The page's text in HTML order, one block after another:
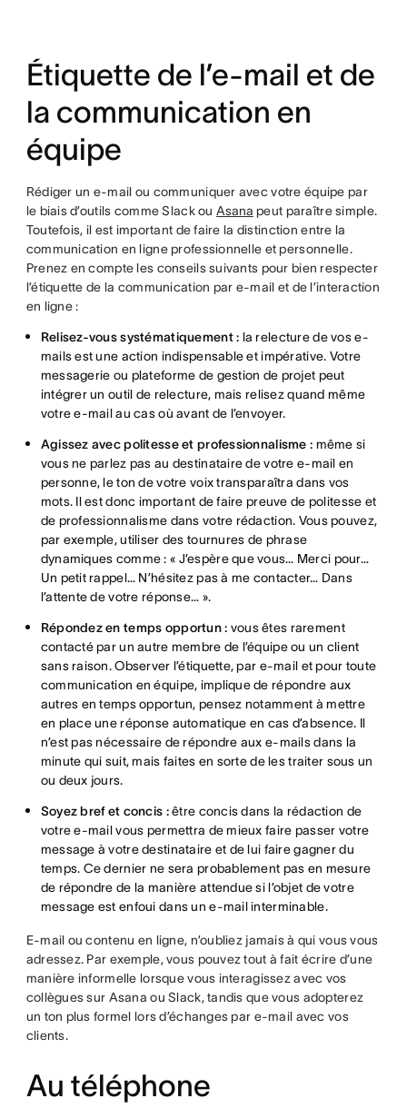
Étiquette de l’e-mail et de
la communication en
équipe
Rédiger un e-mail ou communiquer avec votre équipe par
le biais d’outils comme Slack ou Asana peut paraître simple.
Toutefois, il est important de faire la distinction entre la
communication en ligne professionnelle et personnelle.
Prenez en compte les conseils suivants pour bien respecter
l’étiquette de la communication par e-mail et de l’interaction
en ligne :
Relisez-vous systématiquement : la relecture de vos e-
mails est une action indispensable et impérative. Votre
messagerie ou plateforme de gestion de projet peut
intégrer un outil de relecture, mais relisez quand même
votre e-mail au cas où avant de l’envoyer.
Agissez avec politesse et professionnalisme : même si
vous ne parlez pas au destinataire de votre e-mail en
personne, le ton de votre voix transparaîtra dans vos
mots. Il est donc important de faire preuve de politesse et
de professionnalisme dans votre rédaction. Vous pouvez,
par exemple, utiliser des tournures de phrase
dynamiques comme : « J’espère que vous… Merci pour…
Un petit rappel… N’hésitez pas à me contacter… Dans
l’attente de votre réponse… ».
Répondez en temps opportun : vous êtes rarement
contacté par un autre membre de l’équipe ou un client
sans raison. Observer l’étiquette, par e-mail et pour toute
communication en équipe, implique de répondre aux
autres en temps opportun, pensez notamment à mettre
en place une réponse automatique en cas d’absence. Il
n’est pas nécessaire de répondre aux e-mails dans la
minute qui suit, mais faites en sorte de les traiter sous un
ou deux jours.
Soyez bref et concis :être concis dans la rédaction de
votre e-mail vous permettra de mieux faire passer votre
message à votre destinataire et de lui faire gagner du
temps. Ce dernier ne sera probablement pas en mesure
de répondre de la manière attendue si l’objet de votre
message est enfoui dans un e-mail interminable.
E-mail ou contenu en ligne, n’oubliez jamais à qui vous vous
adressez. Par exemple, vous pouvez tout à fait écrire d’une
manière informelle lorsque vous interagissez avec vos
collègues sur Asana ou Slack, tandis que vous adopterez
un ton plus formel lors d’échanges par e-mail avec vos
clients.
Au téléphone